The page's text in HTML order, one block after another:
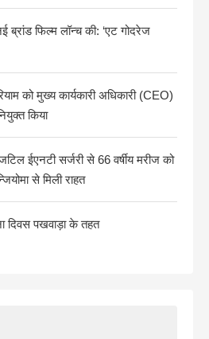
फिल्म लॉन्च की: ‘एट गोदरेज
को मुख्य कार्यकारी अधिकारी (CEO)
किया
ईएनटी सर्जरी से 66 वर्षीय मरीज को
से मिली राहत
दिवस पखवाड़ा के तहत